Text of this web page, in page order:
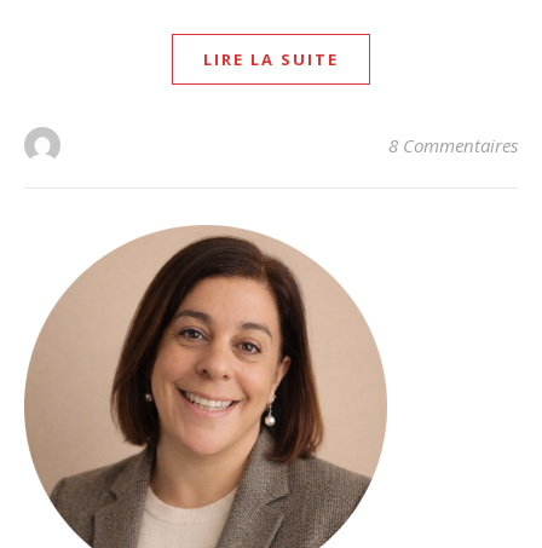
LIRE LA SUITE
8 Commentaires